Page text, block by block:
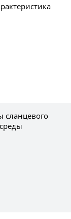
сланцевого